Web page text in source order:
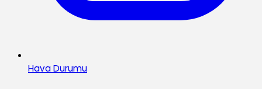
Hava Durumu